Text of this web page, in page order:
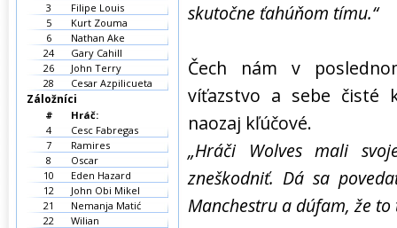
skutočne ťahúňom tímu.“
Čech nám v
víťazstvo a sebe čisté
naozaj kľúčové.
„Hráči Wolves mali
zneškodniť. Dá sa
Manchestru a dúfam, že
3
Filipe Louis
5
Kurt Zouma
6
Nathan Ake
24
Gary Cahill
26
John Terry
28
Cesar Azpilicueta
Záložníci
#
Hráč:
4
Cesc Fabregas
7
Ramires
8
Oscar
10
Eden Hazard
12
John Obi Mikel
21
Nemanja Matić
22
Wilian